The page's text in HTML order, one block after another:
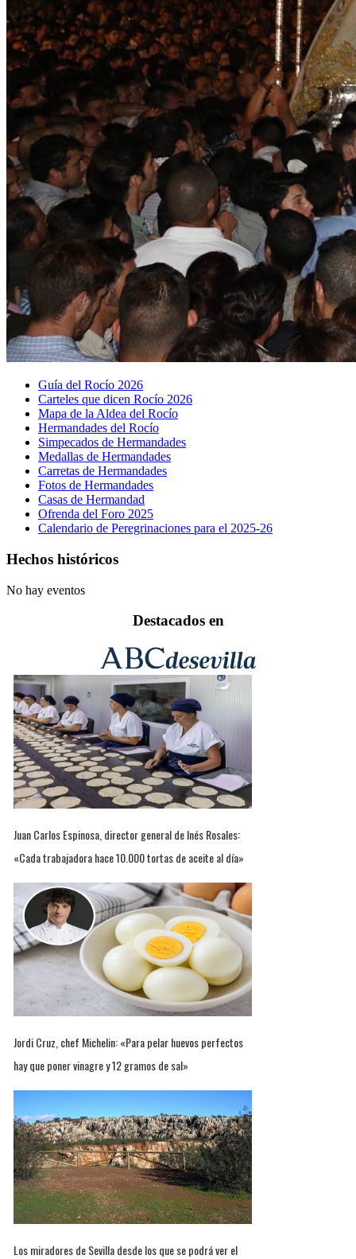
Guía del Rocío 2026
Carteles que dicen Rocío 2026
Mapa de la Aldea del Rocío
Hermandades del Rocío
Simpecados de Hermandades
Medallas de Hermandades
Carretas de Hermandades
Fotos de Hermandades
Casas de Hermandad
Ofrenda del Foro 2025
Calendario de Peregrinaciones para el 2025-26
Hechos históricos
No hay eventos
Destacados en
Juan Carlos Espinosa, director general de Inés Rosales:
«Cada trabajadora hace 10.000 tortas de aceite al día»
Jordi Cruz, chef Michelin: «Para pelar huevos perfectos
hay que poner vinagre y 12 gramos de sal»
Los miradores de Sevilla desde los que se podrá ver el